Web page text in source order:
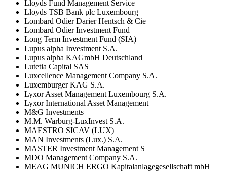
Lloyds Fund Management Service
Lloyds TSB Bank plc Luxembourg
Lombard Odier Darier Hentsch & Cie
Lombard Odier Investment Fund
Long Term Investment Fund (SIA)
Lupus alpha Investment S.A.
Lupus alpha KAGmbH Deutschland
Lutetia Capital SAS
Luxcellence Management Company S.A.
Luxemburger KAG S.A.
Lyxor Asset Management Luxembourg S.A.
Lyxor International Asset Management
M&G Investments
M.M. Warburg-LuxInvest S.A.
MAESTRO SICAV (LUX)
MAN Investments (Lux.) S.A.
MASTER Investment Management S
MDO Management Company S.A.
MEAG MUNICH ERGO Kapitalanlagegesellschaft mbH